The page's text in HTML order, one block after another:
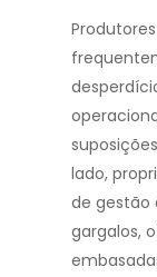
lado,
de gestão
gargalos,